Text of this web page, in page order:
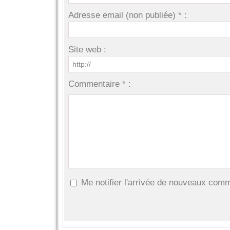
Adresse email (non publiée) * :
Site web :
Commentaire * :
Me notifier l'arrivée de nouveaux